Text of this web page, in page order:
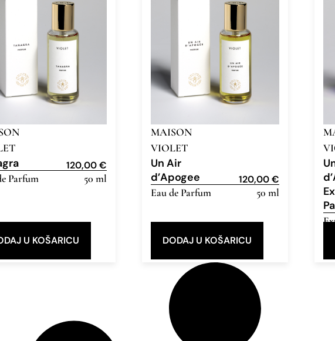
120,00€
Parfum 50 ml
U KOŠARICU
MAISON
VIOLET
Un Air
d’Apogee
120,00€
Eau de Parfum 50 ml
DODAJ U KOŠARICU